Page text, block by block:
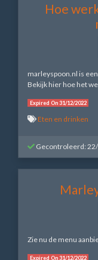
Hoe
marleyspoon.nl is
Bekijk hier hoe het
Expired On 31/12/2022
Eten en drinken
Gecontroleerd:
Zie nu de menu
Expired On 31/12/2022